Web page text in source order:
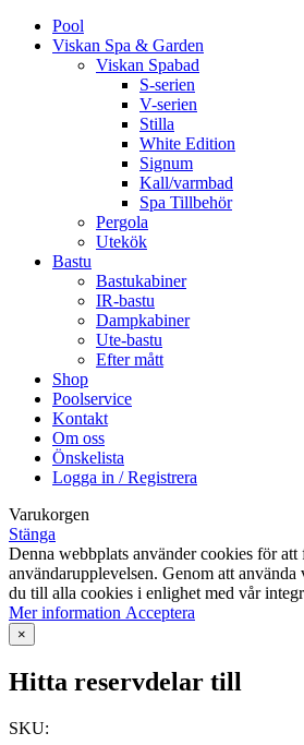
Pool
Viskan Spa & Garden
Viskan Spabad
S-serien
V-serien
Stilla
White Edition
Signum
Kall/varmbad
Spa Tillbehör
Pergola
Utekök
Bastu
Bastukabiner
IR-bastu
Dampkabiner
Ute-bastu
Efter mått
Shop
Poolservice
Kontakt
Om oss
Önskelista
Logga in / Registrera
Varukorgen
Stänga
Denna webbplats använder cookies för att
användarupplevelsen. Genom att
du till alla cookies i enlighet med vår
Mer information Mer
Acceptera
×
Hitta reservdelar till
SKU: